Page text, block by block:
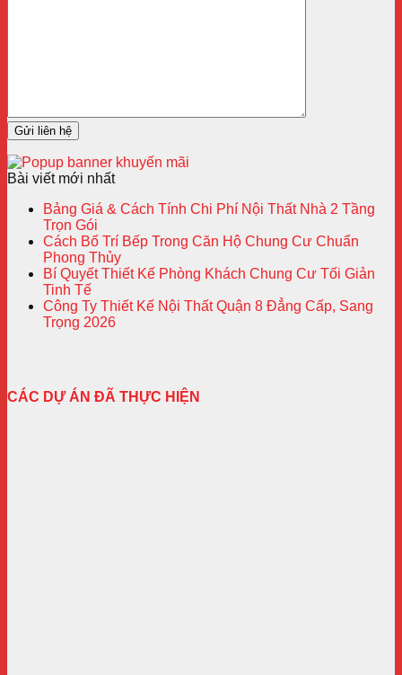
Bài viết mới nhất
Bảng Giá & Cách Tính Chi Phí Nội Thất Nhà 2 Tầng
Trọn Gói
Cách Bố Trí Bếp Trong Căn Hộ Chung Cư Chuẩn
Phong Thủy
Bí Quyết Thiết Kế Phòng Khách Chung Cư Tối Giản
Tinh Tế
Công Ty Thiết Kế Nội Thất Quận 8 Đẳng Cấp, Sang
Trọng 2026
CÁC DỰ ÁN ĐÃ THỰC HIỆN